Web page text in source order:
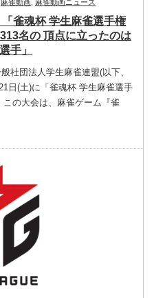
麻雀動画 麻雀動画ニュース
雀魂杯 学生麻雀選手権
名の 頂点に立ったのは
手」
社団法人学生麻雀連盟(以下、
日(土)に「雀魂杯 学生麻雀選手
この大会は、麻雀ゲーム『雀